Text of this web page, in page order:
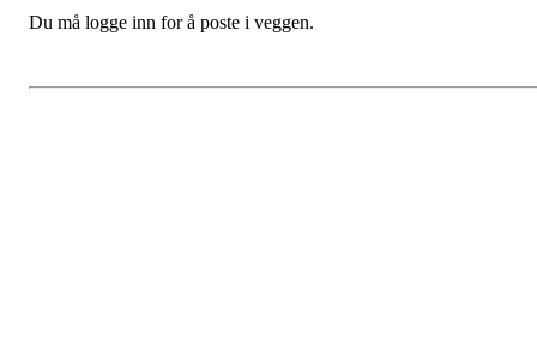
Du må logge inn for å poste i veggen.